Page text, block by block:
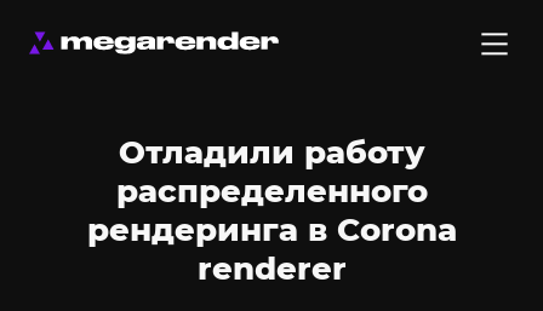
Отладили работу
распределенного
рендеринга в Corona
renderer